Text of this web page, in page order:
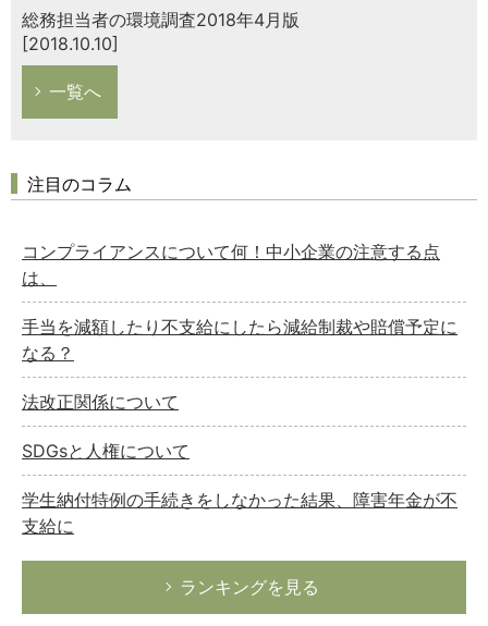
総務担当者の環境調査2018年4月版
[2018.10.10]
一覧へ
注目のコラム
コンプライアンスについて何！中小企業の注意する点
は、
手当を減額したり不支給にしたら減給制裁や賠償予定に
なる？
法改正関係について
SDGsと人権について
学生納付特例の手続きをしなかった結果、障害年金が不
支給に
ランキングを見る